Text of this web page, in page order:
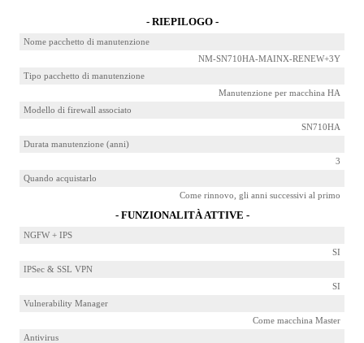
- RIEPILOGO -
Nome pacchetto di manutenzione
NM-SN710HA-MAINX-RENEW+3Y
Tipo pacchetto di manutenzione
Manutenzione per macchina HA
Modello di firewall associato
SN710HA
Durata manutenzione (anni)
3
Quando acquistarlo
Come rinnovo, gli anni successivi al primo
- FUNZIONALITÀ ATTIVE -
NGFW + IPS
SI
IPSec & SSL VPN
SI
Vulnerability Manager
Come macchina Master
Antivirus